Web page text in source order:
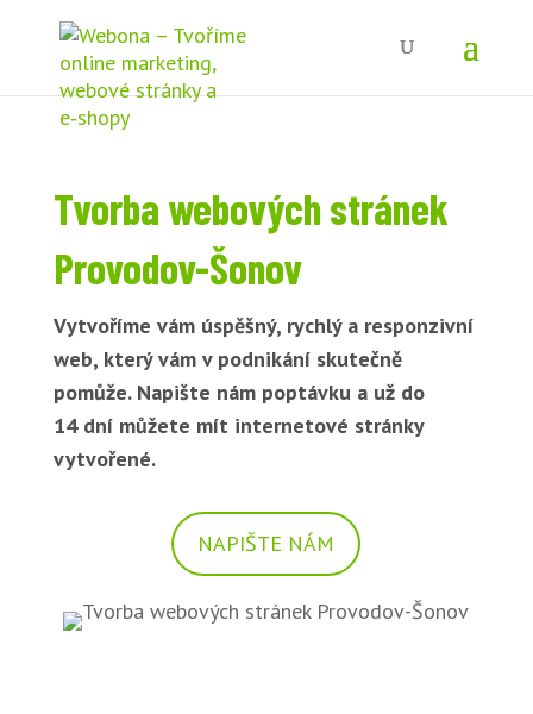
Tvorba webových stránek
Provodov-Šonov
Vytvoříme vám úspěšný, rychlý a responzivní
web, který vám v podnikání skutečně
pomůže. Napište nám poptávku a už do
14 dní můžete mít internetové stránky
vytvořené.
NAPIŠTE NÁM